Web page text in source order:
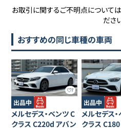
お取引に関するご不明点については
ださ
おすすめの同じ車種の車両
7
出品中
メルセデス・ベンツC
クラス C220d アバン
出品中
メルセデス
クラス